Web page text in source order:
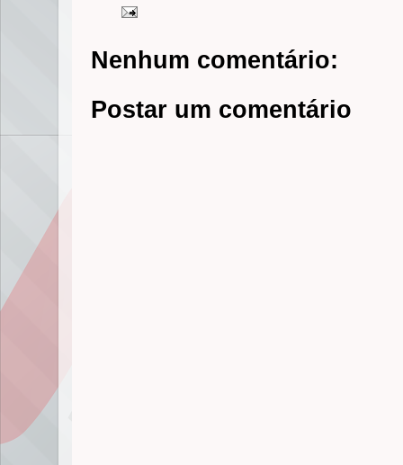
Nenhum comentário:
Postar um comentário